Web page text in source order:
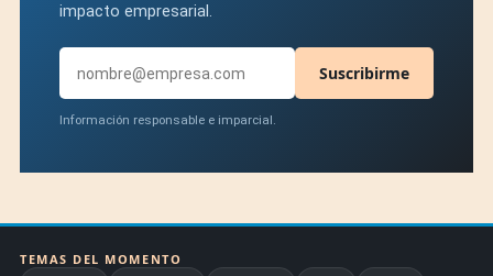
impacto empresarial.
Suscribirme
Información responsable e imparcial.
TEMAS DEL MOMENTO